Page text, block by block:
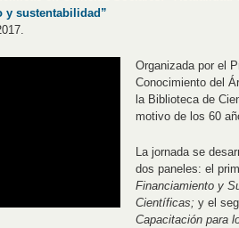
y sustentabilidad”
Organizada por el
Conocimiento del
la Biblioteca de
motivo de los 60
La jornada se
dos paneles: el
Financiamiento y
Científicas; y el
Capacitación para